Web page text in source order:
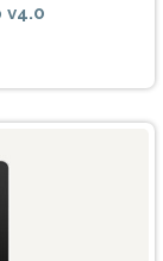
v4.0